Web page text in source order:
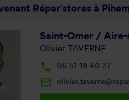
Répar'stores à Pihem
Saint-Omer / Aire-
Olivier TAVERNE
local_phone 06 51 18 40 27
mail_outline